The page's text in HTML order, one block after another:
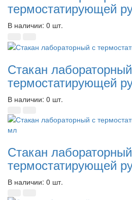
термостатирующей
В наличии: 0 шт.
Стакан
термостатирующей
В наличии: 0 шт.
Стакан
термостатирующей
В наличии: 0 шт.